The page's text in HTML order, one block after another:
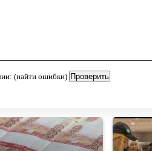
(найти ошибки)